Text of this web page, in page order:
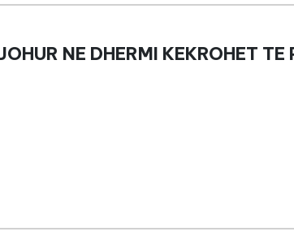
NE DHERMI KEKROHET TE